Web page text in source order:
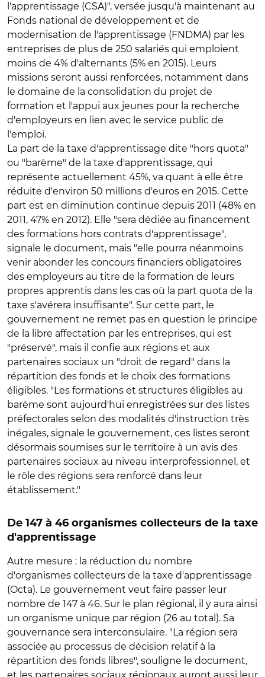
l'apprentissage (CSA)", versée jusqu'à maintenant au
Fonds national de développement et de
modernisation de l'apprentissage (FNDMA) par les
entreprises de plus de 250 salariés qui emploient
moins de 4% d'alternants (5% en 2015). Leurs
missions seront aussi renforcées, notamment dans
le domaine de la consolidation du projet de
formation et l'appui aux jeunes pour la recherche
d'employeurs en lien avec le service public de
l'emploi.
La part de la taxe d'apprentissage dite "hors quota"
ou "barème" de la taxe d'apprentissage, qui
représente actuellement 45%, va quant à elle être
réduite d'environ 50 millions d'euros en 2015. Cette
part est en diminution continue depuis 2011 (48% en
2011, 47% en 2012). Elle "sera dédiée au financement
des formations hors contrats d'apprentissage",
signale le document, mais "elle pourra néanmoins
venir abonder les concours financiers obligatoires
des employeurs au titre de la formation de leurs
propres apprentis dans les cas où la part quota de la
taxe s'avérera insuffisante". Sur cette part, le
gouvernement ne remet pas en question le principe
de la libre affectation par les entreprises, qui est
"préservé", mais il confie aux régions et aux
partenaires sociaux un "droit de regard" dans la
répartition des fonds et le choix des formations
éligibles. "Les formations et structures éligibles au
barème sont aujourd'hui enregistrées sur des listes
préfectorales selon des modalités d'instruction très
inégales, signale le gouvernement, ces listes seront
désormais soumises sur le territoire à un avis des
partenaires sociaux au niveau interprofessionnel, et
le rôle des régions sera renforcé dans leur
établissement."
De 147 à 46 organismes collecteurs de la taxe
d'apprentissage
Autre mesure : la réduction du nombre
d'organismes collecteurs de la taxe d'apprentissage
(Octa). Le gouvernement veut faire passer leur
nombre de 147 à 46. Sur le plan régional, il y aura ainsi
un organisme unique par région (26 au total). Sa
gouvernance sera interconsulaire. "La région sera
associée au processus de décision relatif à la
répartition des fonds libres", souligne le document,